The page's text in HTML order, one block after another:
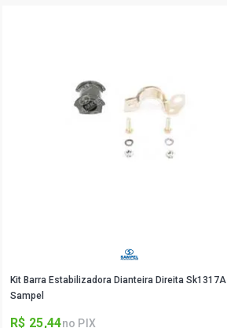
Kit Barra Estabilizadora Dianteira Direita Sk1317A
Sampel
R$ 25,44no PIX